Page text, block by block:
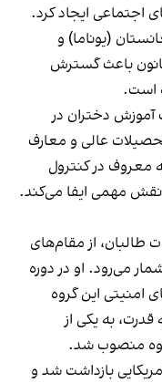
اجتماعی ایجاد کرد.
(یوناما) و
باعث گسترش
است.
دختران در
عالی و معارف
معروف در کنترول
مهمی ایفا می‌کند.
طالبان، از مقام‌های
می‌رود. او در دوره
امنیتی این گروه
به یکی از
منصوب شد.
امریکایی بازداشت شد و